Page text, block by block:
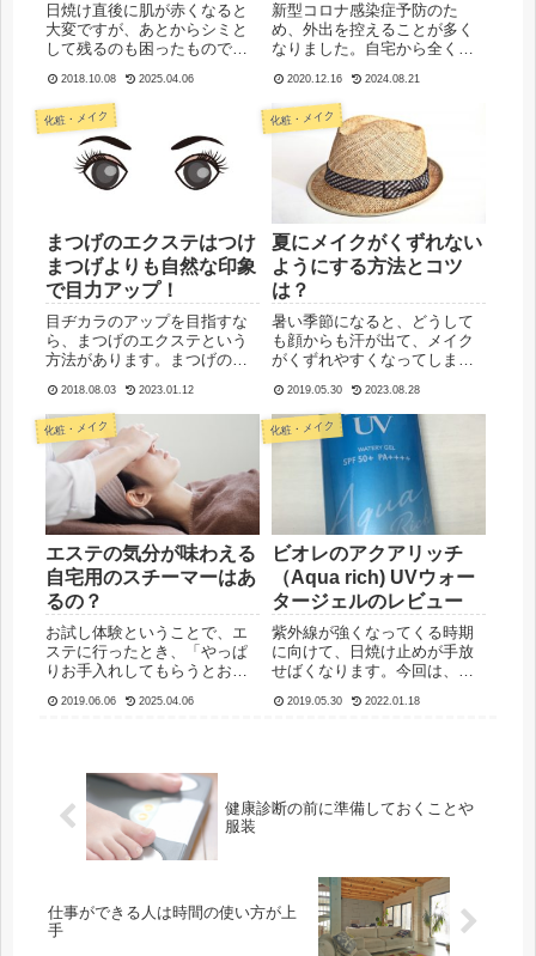
日焼け直後に肌が赤くなると
大変ですが、あとからシミと
して残るのも困ったもので
い方で、何年も後になってシ
ミになることもあるとも言わ
れていますね。シミになって
しまうと、なかなか簡単に消
えてはくれません。夏の非常
に暑い時...
2018.10.08 2025.04.06
新型コロナ感染症予防のた
め、外出を控えることが多く
なりました。自宅から全く出
ね。人に直接会わない日に
は、メイクをしないことにす
る人もいれば、いつも通りの
メイクにする人も、ナチュラ
ルメイクにする人もいると思
います。外...
2020.12.16 2024.08.21
化粧・メイク
まつげのエクステはつけ
まつげよりも自然な印象
で目力アップ！
目ヂカラのアップを目指すな
ら、まつげのエクステという
方法があります。まつげの一
法なので、つけまつげよりも
自然な仕上がりになります。
実際にエクステをつけてもら
ったあとは、ビューラーでま
つげをカールさせたりマスカ
ラをつ...
2018.08.03 2023.01.12
化粧・メイク
夏にメイクがくずれない
ようにする方法とコツ
は？
暑い季節になると、どうして
も顔からも汗が出て、メイク
がくずれやすくなってしまい
ファンデーションがヨレた
り、まだらになったりするト
ラブルが起きます。いくつか
の点に気をつけると、夏場で
もメイクが崩れにくくなりま
すよ。例...
2019.05.30 2023.08.28
化粧・メイク
エステの気分が味わえる
自宅用のスチーマーはあ
るの？
お試し体験ということで、エ
ステに行ったとき、「やっぱ
りお手入れしてもらうとお肌
な〜」と実感しました。仕上
いのに」ということを考えま
した。本格...
2019.06.06 2025.04.06
化粧・メイク
ビオレのアクアリッチ
（Aqua rich) UVウォー
タージェルのレビュー
紫外線が強くなってくる時期
に向けて、日焼け止めが手放
せばくなります。今回は、ビ
rich）という、WATER GEL の
2019.05.30 2022.01.18
健康診断の前に準備しておくことや
服装
仕事ができる人は時間の使い方が上
手